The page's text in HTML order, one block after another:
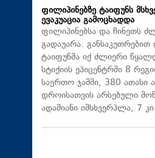
ფილიპინებზე ტაიფუნს
ევაკუაცია გამოცხადდა
ფილიპინებსა და ჩინეთს
გადაუარა.
ტაიფუნმა იქ ძლიერი
სტიქიის ეპიცენტრში 8
საერთო ჯამში, 380 ათასი
დროისათვის არსებული
ადამიანი იმსხვერპლა, 7